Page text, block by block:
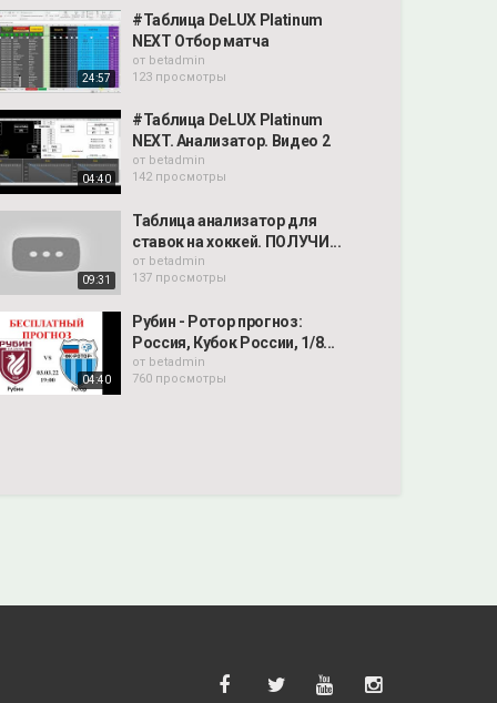
24:57
#Таблица DeLUX Platinum
NEXT Отбор матча
от betadmin
123 просмотры
04:40
#Таблица DeLUX Platinum
NEXT. Анализатор. Видео 2
от betadmin
142 просмотры
09:31
Таблица анализатор для
ставок на хоккей. ПОЛУЧИ...
от betadmin
137 просмотры
04:40
Рубин - Ротор прогноз:
Россия, Кубок России, 1/8...
от betadmin
760 просмотры